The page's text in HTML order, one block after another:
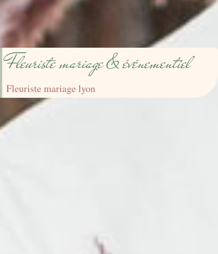
Fleuriste mariage & événementiel
Fleuriste mariage lyon